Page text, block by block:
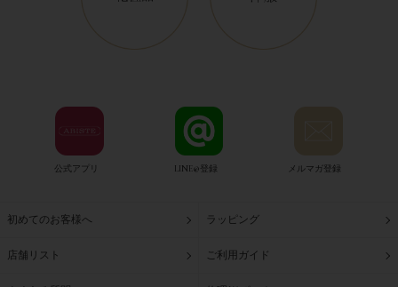
公式アプリ LINE@登録 メルマガ登録
初めてのお客様へ ラッピング
店舗リスト ご利用ガイド